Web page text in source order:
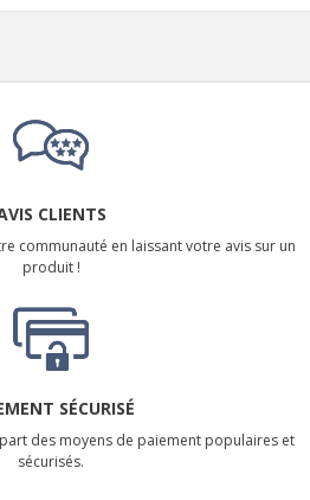
CLIENTS
communauté en laissant votre avis sur un
produit !
SÉCURISÉ
des moyens de paiement populaires et
sécurisés.